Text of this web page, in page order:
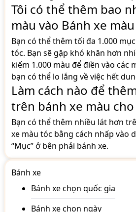
Tôi có thể thêm bao
màu vào Bánh xe
Bạn có thể thêm tối đa 1.000
tóc. Bạn sẽ gặp khó khăn hơn
kiếm 1.000 màu để điền vào các
bạn có thể lo lắng về việc hết
Làm cách nào để
trên bánh xe màu cho
Bạn có thể thêm nhiều lát hơn
xe màu tóc bằng cách nhấp vào
“Mục” ở bên phải bánh xe.
Bánh xe
Bánh xe chọn quốc gia
Bánh xe chọn ngày